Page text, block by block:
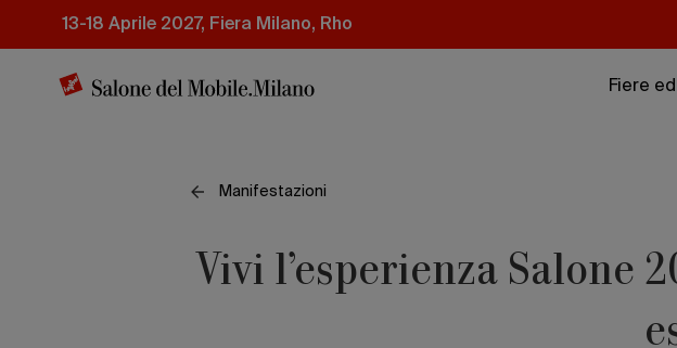
principale
13-18 Aprile 2027, Fiera Milano, Rho
Fiere
Manifestazioni
Vivi l’esperienza Salone